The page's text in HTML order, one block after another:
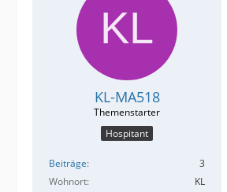
KL-MA518
Hospitant
Beiträge
3
Wohnort
KL